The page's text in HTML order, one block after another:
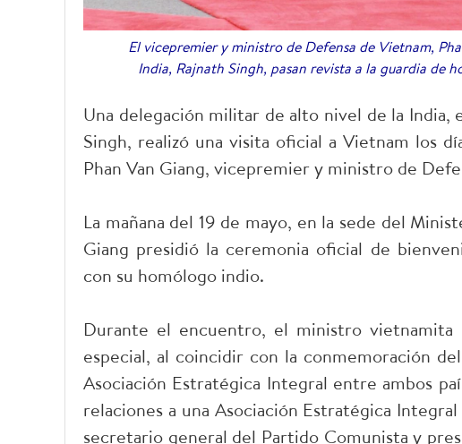
El vicepremier y ministro de Defensa de Vietnam,
India, Rajnath Singh, pasan revista a la guardia de
Una delegación militar de alto nivel de la India,
Singh, realizó una visita oficial a Vietnam los
Phan Van Giang, vicepremier y ministro de
La mañana del 19 de mayo, en la sede del
Giang presidió la ceremonia oficial de
con su homólogo indio.
Durante el encuentro, el ministro vietnamita
especial, al coincidir con la conmemoración
Asociación Estratégica Integral entre ambos
relaciones a una Asociación Estratégica
secretario general del Partido Comunista y